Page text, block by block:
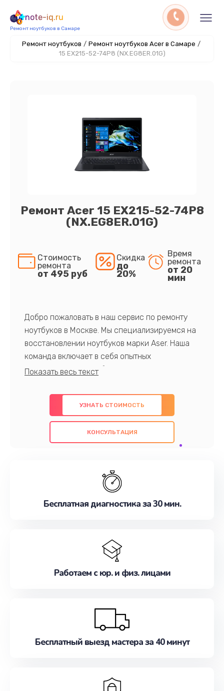
note-iq.ru
Ремонт ноутбуков в Самаре
Ремонт ноутбуков / Ремонт ноутбуков Acer в Самаре /
15 EX215-52-74P8 (NX.EG8ER.01G)
Ремонт Acer 15 EX215-52-74P8
(NX.EG8ER.01G)
Стоимость
ремонта
от 495 руб
Скидка
до
20%
Время
ремонта
от 20
мин
Добро пожаловать в наш сервис по ремонту
ноутбуков в Москве. Мы специализируемся на
восстановлении ноутбуков марки Aser. Наша
команда включает в себя опытных
профессионалов с обширными знаниями и
предлагаем быстрый и качественный ремонт с
использованием оригинальных компонентов, а
также гарантируем качество всех
проведенных работ. Наша цель - предоставить
наилучшим образом. Не медлите записаться на
УЗНАТЬ СТОИМОСТЬ
КОНСУЛЬТАЦИЯ
Бесплатная диагностика за 30 мин.
Работаем с юр. и физ. лицами
Бесплатный выезд мастера за 40 минут